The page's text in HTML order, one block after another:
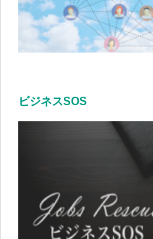
ビジネスSOS